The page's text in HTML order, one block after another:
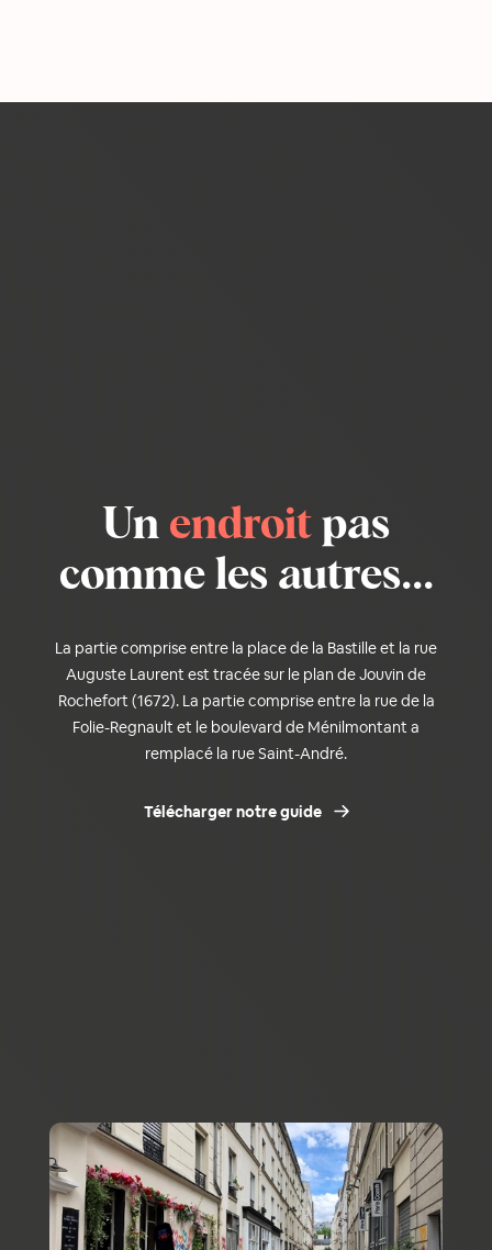
Un endroit pas
comme les autres...
La partie comprise entre la place de la Bastille et la rue
Auguste Laurent est tracée sur le plan de Jouvin de
Rochefort (1672). La partie comprise entre la rue de la
Folie-Regnault et le boulevard de Ménilmontant a
remplacé la rue Saint-André.
Télécharger notre guide